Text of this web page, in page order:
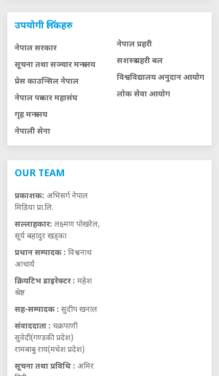
उपयोगी लिंकहरु
नेपाल सरकार
सूचना तथा सञ्चार मन्त्रालय
प्रेस काउन्सिल नेपाल
नेपाल पत्रकार महासंघ
गृह मन्त्रालय
नेपाली सेना
नेपाल प्रहरी
सशस्त्र प्रहरी बल
विश्वविद्यालय अनुदान आयाेग
लाेक सेवा आयाेग
OUR TEAM
प्रकाशक: अभिसर्ग नेपाल
मिडिया प्रा.लि.
सल्लाहकार: लक्ष्मण पोखरेल,
सूर्य बहादुर खड्का
प्रधान सम्पादक : विश्वनाथ
आचार्य
क्रियटिभ डाइरेक्टर : महेश
श्रेष्ठ
सह-सम्पादक : सुदीप खनाल
संवाददाता : चक्रपाणी
सुवेदी(गण्डकी प्रदेश)
रामबाबु राय(मधेश प्रदेश)
सूचना तथा प्रविधि : अमिर